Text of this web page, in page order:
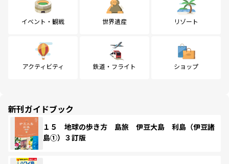
イベント・観戦 世界遺産 リゾート
アクティビティ 鉄道・フライト ショップ
新刊ガイドブック
１５ 地球の歩き方 島旅 伊豆大島 利島（伊豆諸
島①）３訂版